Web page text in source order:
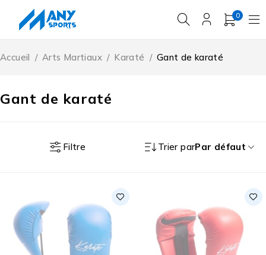
0
Gant de karaté
Accueil / Arts Martiaux / Karaté / Gant de karaté
Filtre Trier parPar défaut